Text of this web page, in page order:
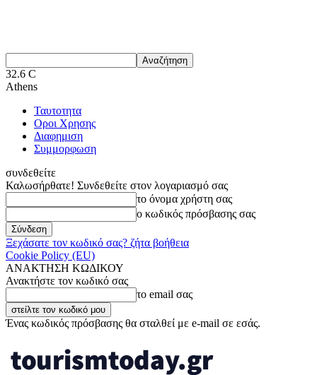
32.6 C
Athens
Ταυτοτητα
Οροι Χρησης
Διαφημιση
Συμμορφωση
συνδεθείτε
Καλωσήρθατε! Συνδεθείτε στον λογαριασμό σας
το όνομα χρήστη σας
ο κωδικός πρόσβασης σας
Ξεχάσατε τον κωδικό σας? ζήτα βοήθεια
Cookie Policy (EU)
ΑΝΑΚΤΗΣΗ ΚΩΔΙΚΟΥ
Ανακτήστε τον κωδικό σας
το email σας
Ένας κωδικός πρόσβασης θα σταλθεί με e-mail σε εσάς.